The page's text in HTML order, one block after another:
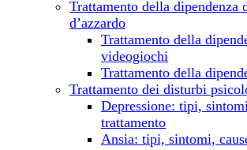
Trattamento della dipendenza
d’azzardo
Trattamento della
videogiochi
Trattamento della
Trattamento dei disturbi
Depressione: tipi,
trattamento
Ansia: tipi, sintomi,